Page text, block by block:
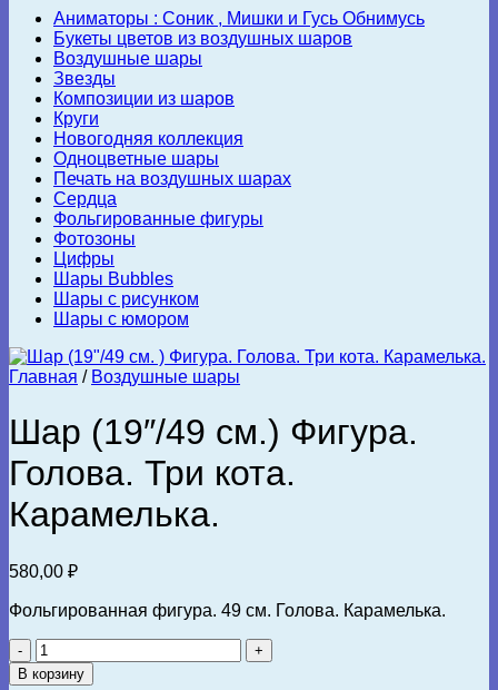
Аниматоры : Соник , Мишки и Гусь Обнимусь
Букеты цветов из воздушных шаров
Воздушные шары
Звезды
Композиции из шаров
Круги
Новогодняя коллекция
Одноцветные шары
Печать на воздушных шарах
Сердца
Фольгированные фигуры
Фотозоны
Цифры
Шары Bubbles
Шары с рисунком
Шары с юмором
Главная / Воздушные шары
Шар (19″/49 см.) Фигура.
Голова. Три кота.
Карамелька.
580,00 ₽
Фольгированная фигура. 49 см. Голова. Карамелька.
Количество
товара
В корзину